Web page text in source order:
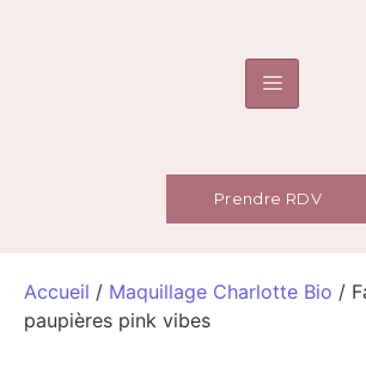
Prendre RDV
Accueil / Maquillage Charlotte Bio /
paupières pink vibes